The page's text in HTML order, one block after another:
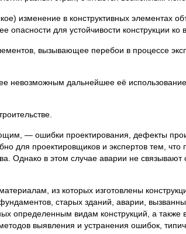
изменение в конструктивных элементах
для устойчивости конструкции
вызывающее перебои в процессе
невозможным дальнейшее её
— ошибки проектирования, дефекты
для проектировщиков и экспертов тем, что
Однако в этом случае аварии не
из которых изготовлены
старых зданий, аварии,
определенным видам конструкций, а также
выявления и устранения ошибок,